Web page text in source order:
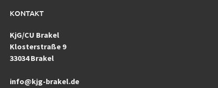
KONTAKT
KjG/CU Brakel
Klosterstraße 9
33034 Brakel
info@kjg-brakel.de